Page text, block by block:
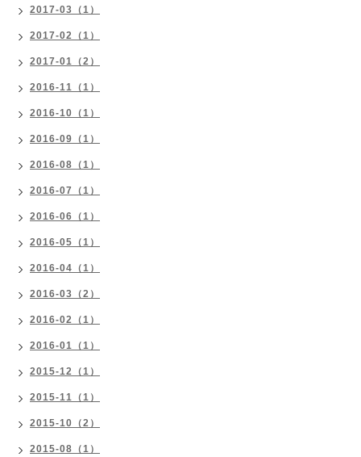
2017-03（1）
2017-02（1）
2017-01（2）
2016-11（1）
2016-10（1）
2016-09（1）
2016-08（1）
2016-07（1）
2016-06（1）
2016-05（1）
2016-04（1）
2016-03（2）
2016-02（1）
2016-01（1）
2015-12（1）
2015-11（1）
2015-10（2）
2015-08（1）